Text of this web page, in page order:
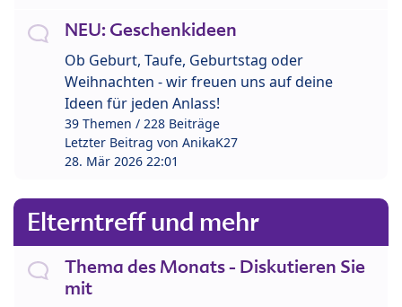
NEU: Geschenkideen
Ob Geburt, Taufe, Geburtstag oder
Weihnachten - wir freuen uns auf deine
Ideen für jeden Anlass!
39 Themen / 228 Beiträge
Letzter Beitrag von AnikaK27
28. Mär 2026 22:01
Elterntreff und mehr
Thema des Monats - Diskutieren Sie
mit